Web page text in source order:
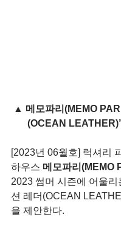
▲ 메모파리(MEMO
(OCEAN
[2023년 06월호] 럭셔리
하우스 메모파리(MEMO
2023 썸머 시즌에 어울리
션 레더(OCEAN
을 제안한다.